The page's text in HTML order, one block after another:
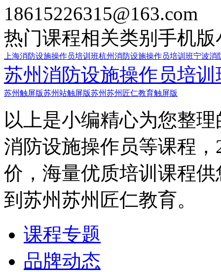
18615226315@163.com
热门课程相关类别 手机版
上海消防设施操作员培训班杭州消防设施操作员培训班宁波消
苏州消防设施操作员培训
苏州触屏版苏州站触屏版苏州苏州匠仁教育触屏版
以上是小编精心为您整
消防设施操作员等课程
价，海量优质培训课程
到苏州苏州匠仁教育。
课程专题
品牌动态